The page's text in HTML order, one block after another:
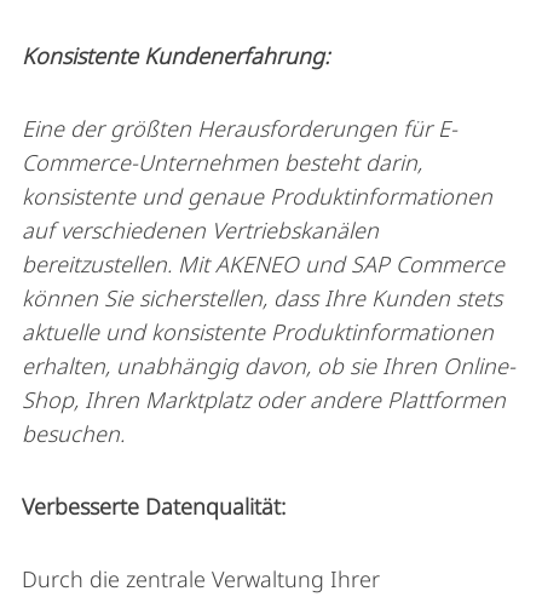
Konsistente Kundenerfahrung:
Eine der größten Herausforderungen für E-
Commerce-Unternehmen besteht darin,
konsistente und genaue Produktinformationen
auf verschiedenen Vertriebskanälen
bereitzustellen. Mit AKENEO und SAP Commerce
können Sie sicherstellen, dass Ihre Kunden stets
aktuelle und konsistente Produktinformationen
erhalten, unabhängig davon, ob sie Ihren Online-
Shop, Ihren Marktplatz oder andere Plattformen
besuchen.
Verbesserte Datenqualität:
Durch die zentrale Verwaltung Ihrer